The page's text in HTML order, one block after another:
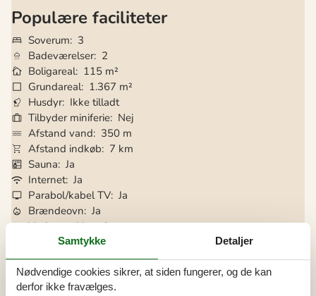
Populære faciliteter
Soverum
3
Badeværelser 2
Boligareal 115 m²
Grundareal 1.367 m²
Husdyr Ikke tilladt
Tilbyder miniferie Nej
Afstand vand
350 m
Afstand indkøb
7 km
Sauna Ja
Internet Ja
Parabol/kabel TV Ja
Brændeovn Ja
Vaskemaskine Ja
Tørretumbler Ja
Opvaskemaskine Ja
Ikkeryger Ja
Ladestander til elbil
Samtykke Detaljer
Nødvendige cookies sikrer, at siden fungerer, og de kan
derfor ikke fravælges.